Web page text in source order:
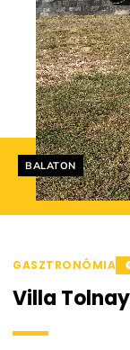
Helyszín címkék:
BALATON
GASZTRONÓMIA
Villa